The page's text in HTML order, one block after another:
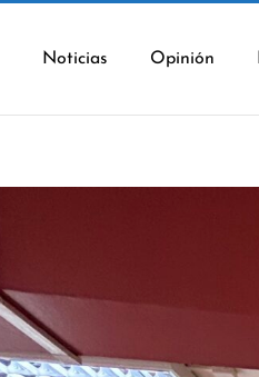
Noticias Opinión